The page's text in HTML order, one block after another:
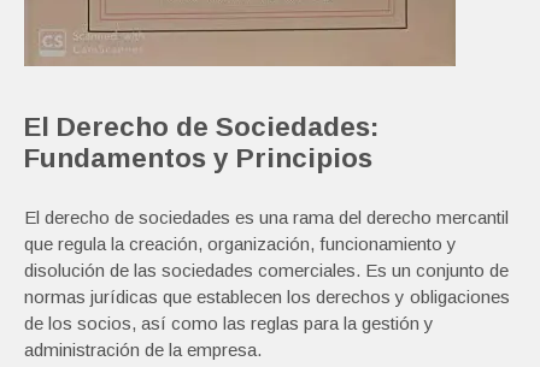
El Derecho de Sociedades:
Fundamentos y Principios
El derecho de sociedades es una rama del derecho mercantil
que regula la creación, organización, funcionamiento y
disolución de las sociedades comerciales. Es un conjunto de
normas jurídicas que establecen los derechos y obligaciones
de los socios, así como las reglas para la gestión y
administración de la empresa.